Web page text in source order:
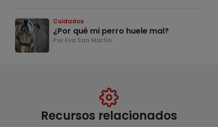
Cuidados
¿Por qué mi perro huele mal?
Por Eva San Martín
Recursos relacionados